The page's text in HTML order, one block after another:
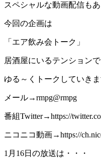
スペシャルな動画配信もあ
今回の企画は
「エア飲み会トーク」
居酒屋にいるテンションで
ゆる～くトークしていきま
メール→rmpg@rmpg
番組Twitter→https://
ニコニコ動画→https://
1月16日の放送は・・・